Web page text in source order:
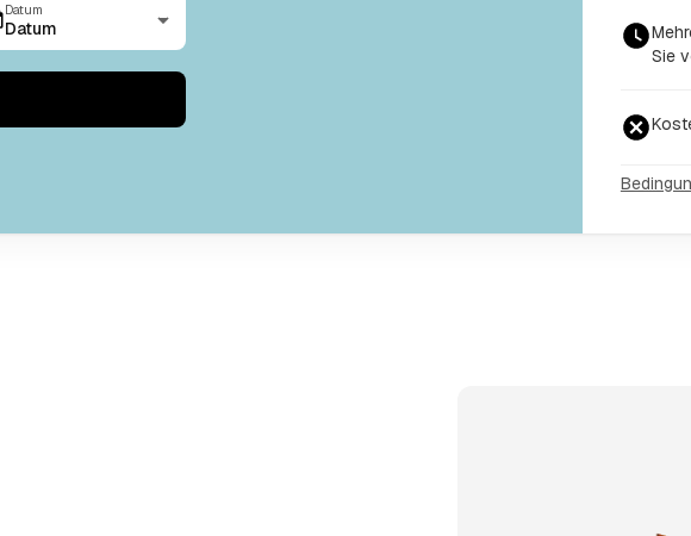
Datum
Datum
Sie